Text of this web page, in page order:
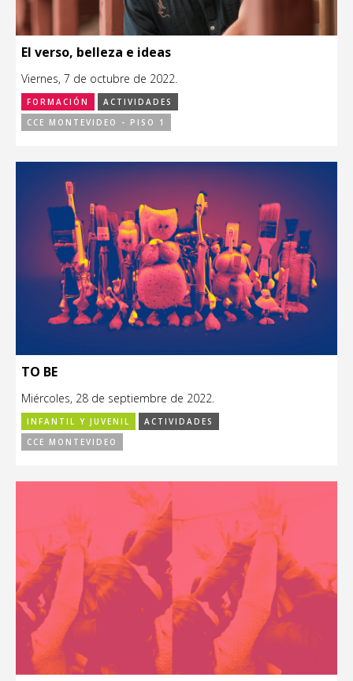
El verso, belleza e ideas
Viernes, 7 de octubre de 2022.
FORMACIÓN
ACTIVIDADES
CCE MONTEVIDEO - PISO 1
TO BE
Miércoles, 28 de septiembre de 2022.
INFANTIL Y JUVENIL
ACTIVIDADES
CCE MONTEVIDEO